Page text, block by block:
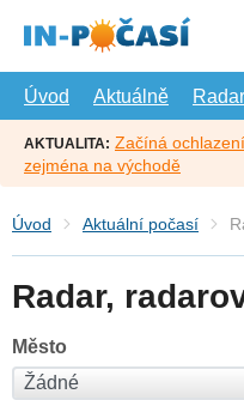
hlavní
Úvod
Aktuálně Radar
AKTUALITA: Začíná
zejména na východě
Úvod Aktuální počasí
Radar,
Město